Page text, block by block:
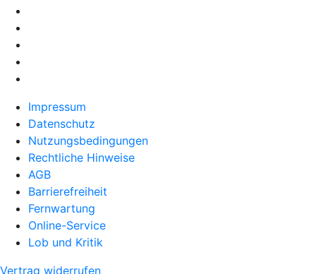
Impressum
Datenschutz
Nutzungsbedingungen
Rechtliche Hinweise
AGB
Barrierefreiheit
Fernwartung
Online-Service
Lob und Kritik
Vertrag widerrufen